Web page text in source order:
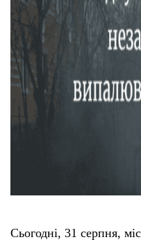
Сьогодні, 31 серпня,